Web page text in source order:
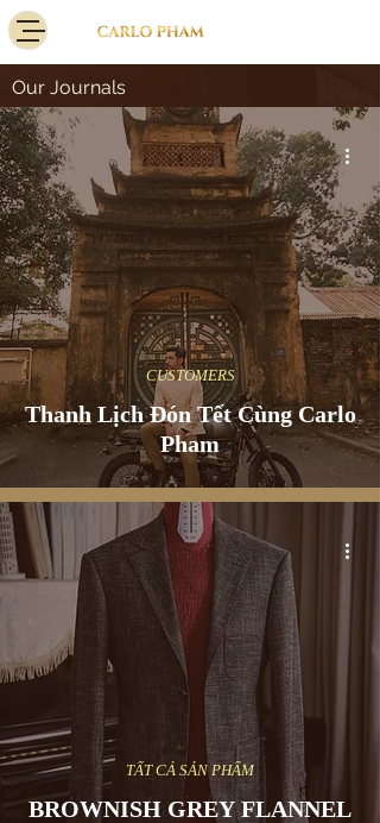
Our Journals
Thanh Lịch Đón Tết Cùng Carlo
Pham
CUSTOMERS
BROWNISH GREY FLANNEL
TẤT CẢ SẢN PHẨM